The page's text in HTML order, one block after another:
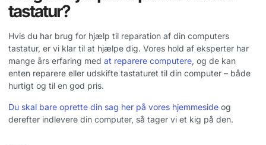
tastatur?
Hvis du har brug for hjælp til reparation af din computers
tastatur, er vi klar til at hjælpe dig. Vores hold af eksperter har
mange års erfaring med at reparere computere, og de kan
enten reparere eller udskifte tastaturet til din computer – både
hurtigt og til en god pris.
Du skal bare oprette din sag her på vores hjemmeside og
derefter indlevere din computer, så tager vi et kig på den.